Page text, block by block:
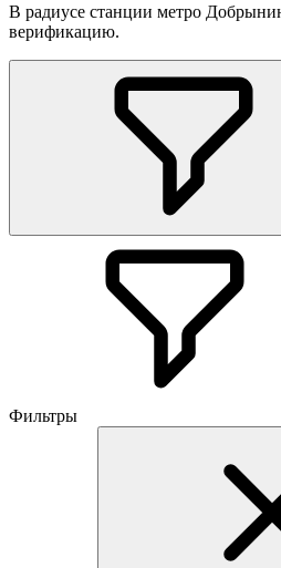
В радиусе станции метро
верификацию.
Фильтры